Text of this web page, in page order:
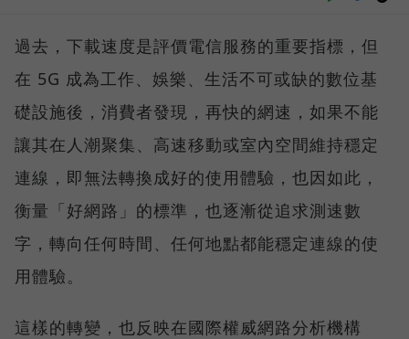
過去，下載速度是評價電信服務的重要指標，但
在 5G 成為工作、娛樂、生活不可或缺的數位基
礎設施後，消費者發現，再快的網速，如果不能
讓其在人潮聚集、高速移動或室內空間維持穩定
連線，即無法轉換成好的使用體驗，也因如此，
衡量「好網路」的標準，也逐漸從追求測速數
字，轉向任何時間、任何地點都能穩定連線的使
用體驗。
這樣的轉變，也反映在國際權威網路分析機構